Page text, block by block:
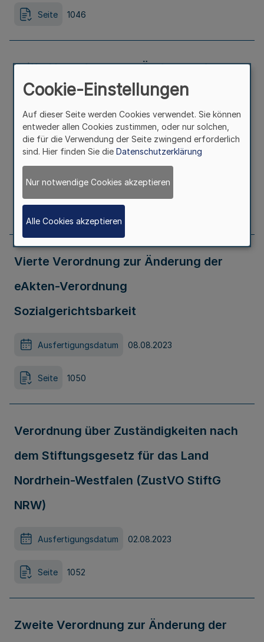
Seite 1046
Dritte Verordnung zur Änderung der
Verordnung über die
Ermittlungspersonen der
Staatsanwaltschaft
Vierte Verordnung zur Änderung der
eAkten-Verordnung
Sozialgerichtsbarkeit
Ausfertigungsdatum 08.08.2023
Seite 1050
Verordnung über Zuständigkeiten nach
dem Stiftungsgesetz für das Land
Nordrhein-Westfalen (ZustVO StiftG
NRW)
Ausfertigungsdatum 02.08.2023
Seite 1052
Zweite Verordnung zur Änderung der
Cookie-Einstellungen
Auf dieser Seite werden Cookies verwendet. Sie können
entweder allen Cookies zustimmen, oder nur solchen,
die für die Verwendung der Seite zwingend erforderlich
sind. Hier finden Sie die Datenschutzerklärung
Nur notwendige Cookies akzeptieren
Alle Cookies akzeptieren